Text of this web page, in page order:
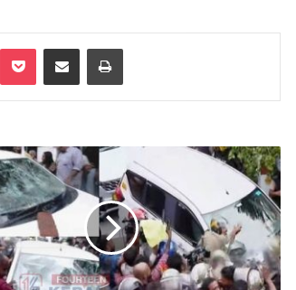
Pocket Share via Email Print